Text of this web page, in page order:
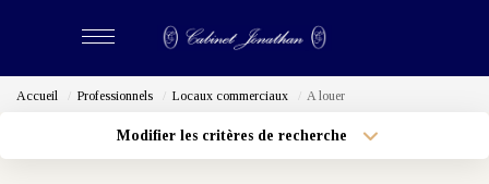
Accueil Professionnels Locaux commerciaux A louer
Modifier les critères de recherche